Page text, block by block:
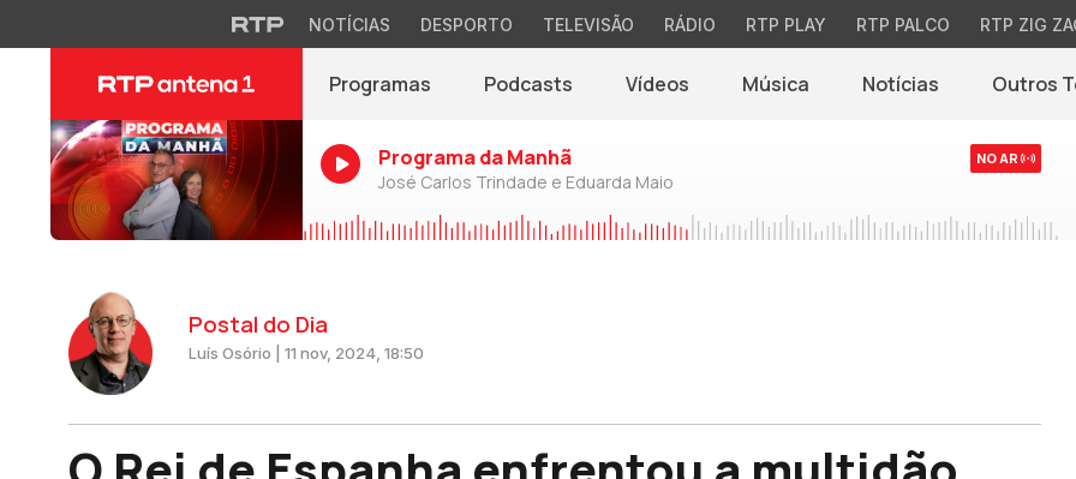
NOTÍCIAS DESPORTO TELEVISÃO RÁDIO RTP PLAY RTP PALCO RTP ZIG
Programas Podcasts Vídeos Música Notícias(abre em nova
Outros
Programa da Manhã
José Carlos Trindade e Eduarda Maio
NO AR
Postal do Dia
Luís Osório | 11 nov, 2024, 18:50